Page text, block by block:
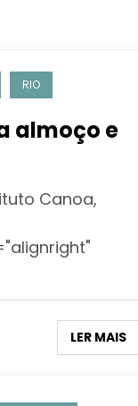
RIO
almoço e
Canoa,
LER MAIS